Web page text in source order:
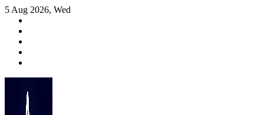
Skip
content
5 Aug 2026, Wed